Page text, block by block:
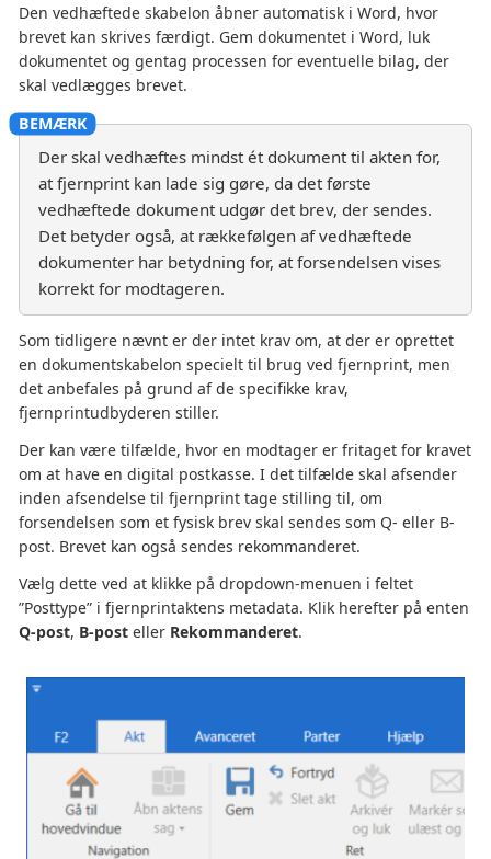
Den vedhæftede skabelon åbner automatisk i Word, hvor
brevet kan skrives færdigt. Gem dokumentet i Word, luk
dokumentet og gentag processen for eventuelle bilag, der
skal vedlægges brevet.
Der skal vedhæftes mindst ét dokument til akten for,
at fjernprint kan lade sig gøre, da det første
vedhæftede dokument udgør det brev, der sendes.
Det betyder også, at rækkefølgen af vedhæftede
dokumenter har betydning for, at forsendelsen vises
korrekt for modtageren.
Som tidligere nævnt er der intet krav om, at der er oprettet
en dokumentskabelon specielt til brug ved fjernprint, men
det anbefales på grund af de specifikke krav,
fjernprintudbyderen stiller.
Der kan være tilfælde, hvor en modtager er fritaget for kravet
om at have en digital postkasse. I det tilfælde skal afsender
inden afsendelse til fjernprint tage stilling til, om
forsendelsen som et fysisk brev skal sendes som Q- eller B-
post. Brevet kan også sendes rekommanderet.
Vælg dette ved at klikke på dropdown-menuen i feltet
”Posttype” i fjernprintaktens metadata. Klik herefter på enten
Q-post, B-post eller Rekommanderet.